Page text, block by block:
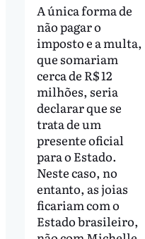
A única forma de
não pagar o
imposto e a multa,
que somariam
cerca de R$ 12
milhões, seria
declarar que se
trata de um
presente oficial
para o Estado.
Neste caso, no
entanto, as joias
ficariam com o
Estado brasileiro,